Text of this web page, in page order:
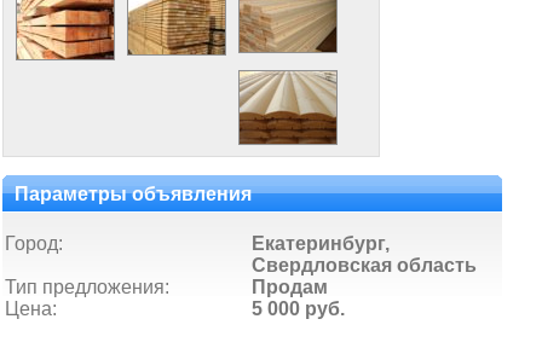
Параметры объявления
Город:
Екатеринбург,
Свердловская область
Тип предложения:
Продам
Цена:
5 000 руб.